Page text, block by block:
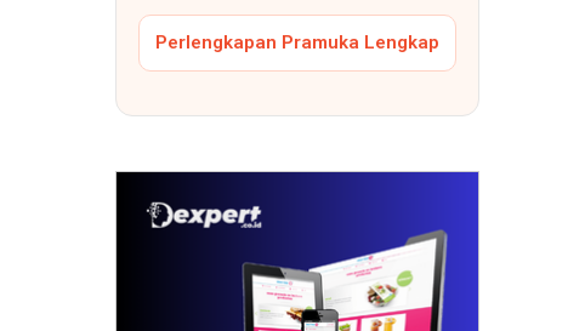
Perlengkapan Pramuka Lengkap